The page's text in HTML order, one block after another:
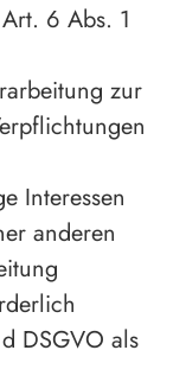
6 Abs. 1
zur
Interessen
anderen
DSGVO als